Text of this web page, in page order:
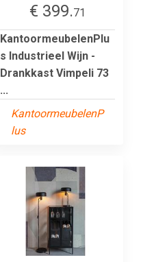
€ 399.71
KantoormeubelenPlu
s Industrieel Wijn -
Drankkast Vimpeli 73
...
KantoormeubelenP
lus